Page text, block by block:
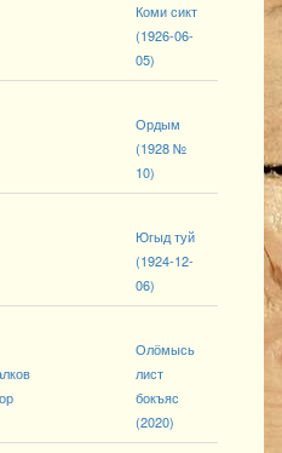
Коми сикт
(1926-06-
05)
Ордым
(1928 №
10)
Югыд туй
(1924-12-
06)
Олӧмысь
лист
бокъяс
(2020)